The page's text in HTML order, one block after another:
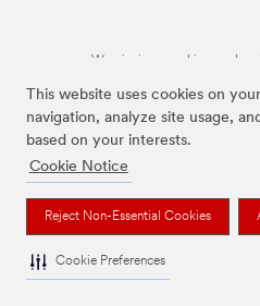
This website uses cookies on
navigation, analyze site usage,
based on your interests.
Cookie Notice
Reject Non-Essential Cookies
Cookie Preferences
Wymienione marki są